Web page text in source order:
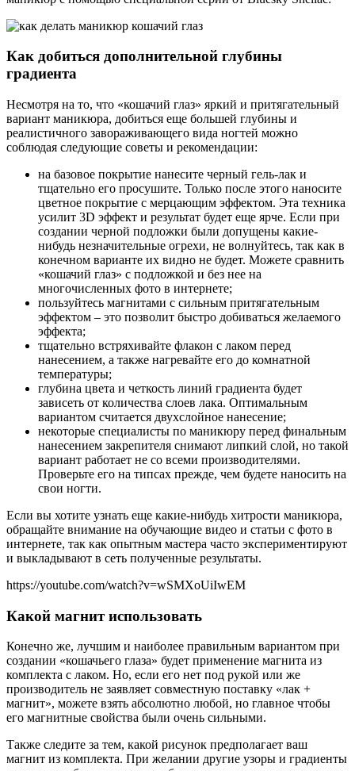
Как добиться дополнительной глубины
градиента
Несмотря на то, что «кошачий глаз» яркий и притягательный
вариант маникюра, добиться еще большей глубины и
реалистичного завораживающего вида ногтей можно
соблюдая следующие советы и рекомендации:
на базовое покрытие нанесите черный гель-лак и
тщательно его просушите. Только после этого наносите
цветное покрытие с мерцающим эффектом. Эта техника
усилит 3D эффект и результат будет еще ярче. Если при
создании черной подложки были допущены какие-
нибудь незначительные огрехи, не волнуйтесь, так как в
конечном варианте их видно не будет. Можете сравнить
«кошачий глаз» с подложкой и без нее на
многочисленных фото в интернете;
пользуйтесь магнитами с сильным притягательным
эффектом – это позволит быстро добиваться желаемого
эффекта;
тщательно встряхивайте флакон с лаком перед
нанесением, а также нагревайте его до комнатной
температуры;
глубина цвета и четкость линий градиента будет
зависеть от количества слоев лака. Оптимальным
вариантом считается двухслойное нанесение;
некоторые специалисты по маникюру перед финальным
нанесением закрепителя снимают липкий слой, но такой
вариант работает не со всеми производителями.
Проверьте его на типсах прежде, чем будете наносить на
свои ногти.
Если вы хотите узнать еще какие-нибудь хитрости маникюра,
обращайте внимание на обучающие видео и статьи с фото в
интернете, так как опытным мастера часто экспериментируют
и выкладывают в сеть полученные результаты.
https://youtube.com/watch?v=wSMXoUiIwEM
Какой магнит использовать
Конечно же, лучшим и наиболее правильным вариантом при
создании «кошачьего глаза» будет применение магнита из
комплекта с лаком. Но, если его нет под рукой или же
производитель не заявляет совместную поставку «лак +
магнит», можете взять абсолютно любой, но главное чтобы
его магнитные свойства были очень сильными.
Также следите за тем, какой рисунок предполагает ваш
магнит из комплекта. При желании другие узоры и градиенты